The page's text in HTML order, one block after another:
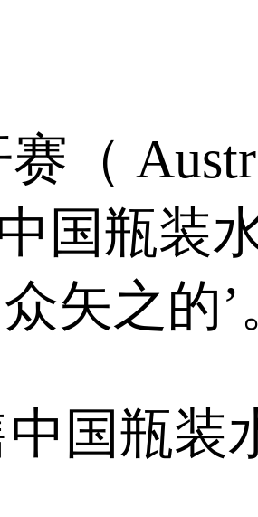
（
国瓶装
矢之的’
中国瓶装